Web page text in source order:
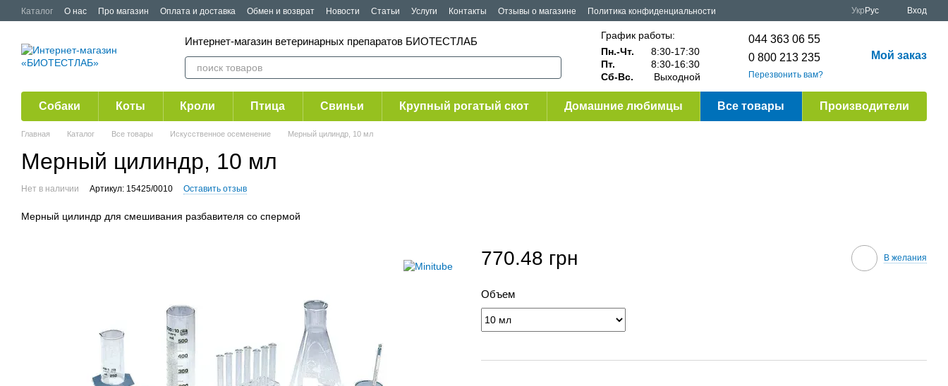
Перейти к основному контенту
Каталог О нас Про магазин Оплата и доставка Обмен и возврат Новости Статьи Услуги Контакты Отзывы о магазине
Политика конфиденциальности
Укр Рус Вход
Интернет-магазин ветеринарных препаратов БИОТЕСТЛАБ
График работы:
Пн.-Чт.
8:30-17:30
Пт.
8:30-16:30
Сб-Вс.
Выходной
044 363 06 55
0 800 213 235
Перезвонить вам?
Мой заказ
Собаки Коты Кроли Птица Свиньи Крупный рогатый скот Домашние любимцы Все товары Производители
Главная Каталог Все товары Искусственное осеменение Мерный цилиндр, 10 мл
Мерный цилиндр, 10 мл
Нет в наличии Артикул: 15425/0010 Оставить отзыв
Мерный цилиндр для смешивания разбавителя со спермой
770.48 грн В желания
Объем